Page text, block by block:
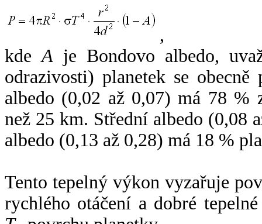
,
kdeA je Bondovo albedo,
odrazivosti) planetek se
albedo (0,02 až 0,07) má 78 %
než 25 km. Střední albedo (0,08
albedo (0,13 až 0,28) má 18 %
Tento tepelný výkon vyzařuje
rychlého otáčení a dobré